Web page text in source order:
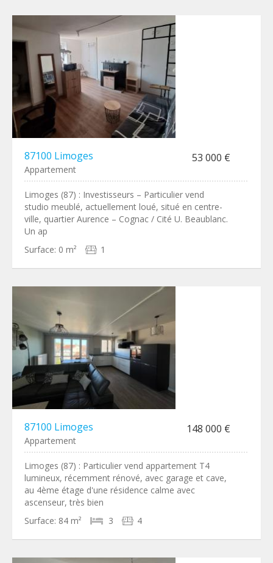
87100 Limoges 53 000 €
Appartement
Limoges (87) : Investisseurs – Particulier vend
studio meublé, actuellement loué, situé en centre-
ville, quartier Aurence – Cognac / Cité U. Beaublanc.
Un ap
Surface: 0 m² 1
87100 Limoges 148 000 €
Appartement
Limoges (87) : Particulier vend appartement T4
lumineux, récemment rénové, avec garage et cave,
au 4ème étage d'une résidence calme avec
ascenseur, très bien
Surface: 84 m² 3 4